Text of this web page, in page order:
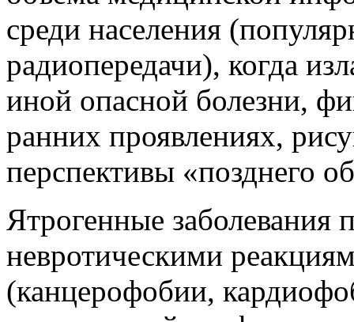
среди населения
радиопередачи), когда
иной опасной болезни,
ранних проявлениях,
перспективы «позднего
Ятрогенные заболевания
невротическими
(канцерофобии,